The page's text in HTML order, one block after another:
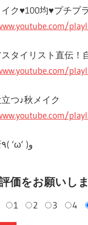
ク♥100均♥プチプ
タイリスト直伝！
つ♪秋メイク
毎日更新٩( ‘ω’ )و
価をお願いし
1 2 3 4